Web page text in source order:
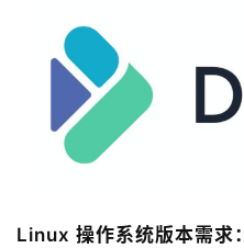
Linux 操作系统版本需求：